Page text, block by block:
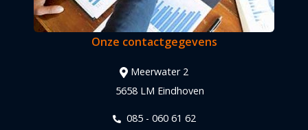
Onze contactgegevens
Meerwater 2
5658 LM Eindhoven
085 - 060 61 62